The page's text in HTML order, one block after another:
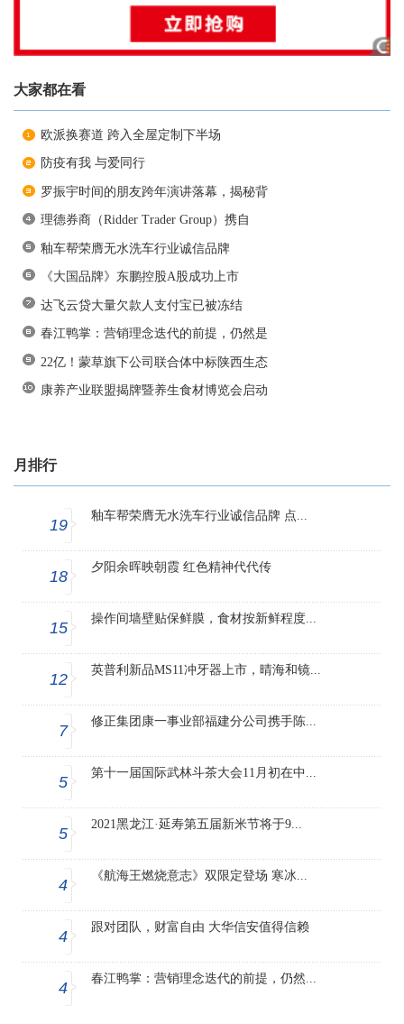
大家都在看
欧派换赛道 跨入全屋定制下半场
防疫有我 与爱同行
罗振宇时间的朋友跨年演讲落幕，揭秘背
理德券商（Ridder Trader Group）携自
釉车帮荣膺无水洗车行业诚信品牌
《大国品牌》东鹏控股A股成功上市
达飞云贷大量欠款人支付宝已被冻结
春江鸭掌：营销理念迭代的前提，仍然是
22亿！蒙草旗下公司联合体中标陕西生态
康养产业联盟揭牌暨养生食材博览会启动
月排行
19
釉车帮荣膺无水洗车行业诚信品牌 点...
18
夕阳余晖映朝霞 红色精神代代传
15
操作间墙壁贴保鲜膜，食材按新鲜程度...
12
英普利新品MS11冲牙器上市，晴海和镜...
7
修正集团康一事业部福建分公司携手陈...
5
第十一届国际武林斗茶大会11月初在中...
5
2021黑龙江·延寿第五届新米节将于9...
4
《航海王燃烧意志》双限定登场 寒冰...
4
跟对团队，财富自由 大华信安值得信赖
4
春江鸭掌：营销理念迭代的前提，仍然...